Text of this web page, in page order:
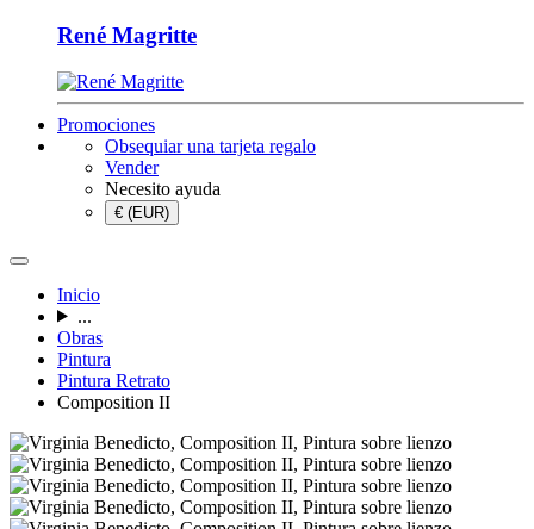
René Magritte
Promociones
Obsequiar una tarjeta regalo
Vender
Necesito ayuda
€ (EUR)
Inicio
...
Obras
Pintura
Pintura Retrato
Composition II